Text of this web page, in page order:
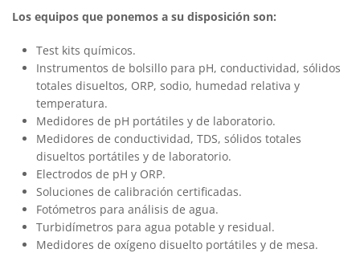
Los equipos que ponemos a su disposición son:
Test kits químicos.
Instrumentos de bolsillo para pH, conductividad, sólidos
totales disueltos, ORP, sodio, humedad relativa y
temperatura.
Medidores de pH portátiles y de laboratorio.
Medidores de conductividad, TDS, sólidos totales
disueltos portátiles y de laboratorio.
Electrodos de pH y ORP.
Soluciones de calibración certificadas.
Fotómetros para análisis de agua.
Turbidímetros para agua potable y residual.
Medidores de oxígeno disuelto portátiles y de mesa.